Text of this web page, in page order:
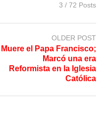
3 / 72 Posts
OLDER POST
Muere el Papa Francisco;
Marcó una era
Reformista en la Iglesia
Católica